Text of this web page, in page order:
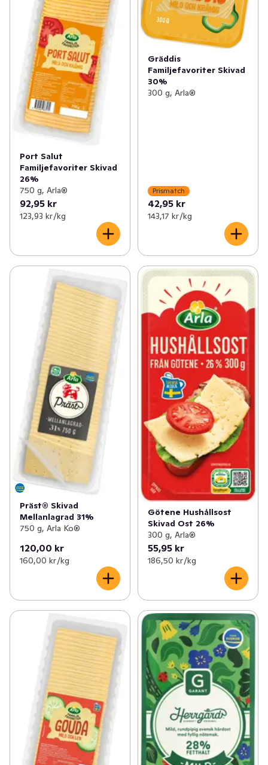
Port Salut
Familjefavoriter Skivad
26%
750 g, Arla®
92,95 kr
123,93 kr /kg
Gräddis
Familjefavoriter Skivad
30%
300 g, Arla®
Prismatch
42,95 kr
143,17 kr /kg
Präst® Skivad
Mellanlagrad 31%
750 g, Arla Ko®
120,00 kr
160,00 kr /kg
Götene Hushållsost
Skivad Ost 26%
300 g, Arla®
55,95 kr
186,50 kr /kg